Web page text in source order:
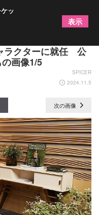
『ベスト・クラシッ
ラクターに就任 公
画像1/5
SPICER
2024.11.5
次の画像
ッ
表示